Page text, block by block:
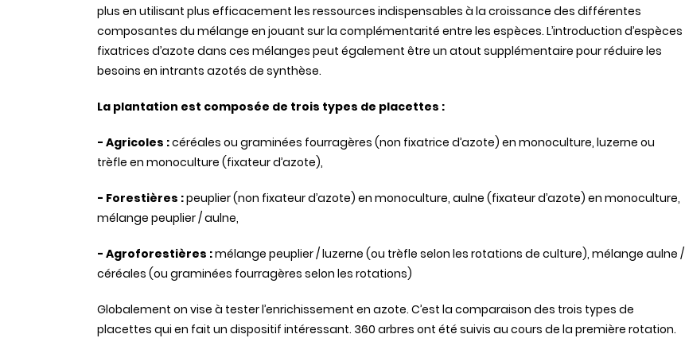
plus en utilisant plus efficacement les ressources indispensables à la croissance des différentes
composantes du mélange en jouant sur la complémentarité entre les espèces. L’introduction d’espèces
fixatrices d’azote dans ces mélanges peut également être un atout supplémentaire pour réduire les
besoins en intrants azotés de synthèse.
La plantation est composée de trois types de placettes :
- Agricoles :céréales ou graminées fourragères (non fixatrice d’azote) en monoculture, luzerne ou
trèfle en monoculture (fixateur d’azote),
- Forestières :peuplier (non fixateur d’azote) en monoculture, aulne (fixateur d’azote) en monoculture,
mélange peuplier / aulne,
- Agroforestières :mélange peuplier / luzerne (ou trèfle selon les rotations de culture), mélange aulne /
céréales (ou graminées fourragères selon les rotations)
Globalement on vise à tester l’enrichissement en azote. C’est la comparaison des trois types de
placettes qui en fait un dispositif intéressant. 360 arbres ont été suivis au cours de la première rotation.